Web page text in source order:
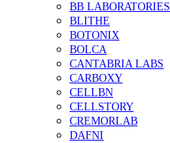
BB LABORATORIES
BLITHE
BOTONIX
BOLCA
CANTABRIA LABS
CARBOXY
CELLBN
CELLSTORY
CREMORLAB
DAFNI